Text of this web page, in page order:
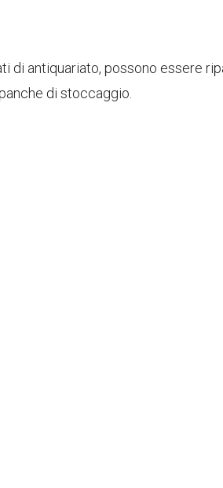
di antiquariato, possono essere
di stoccaggio.